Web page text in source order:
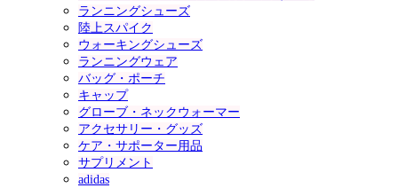
ランニングシューズ
陸上スパイク
ウォーキングシューズ
ランニングウェア
バッグ・ポーチ
キャップ
グローブ・ネックウォーマー
アクセサリー・グッズ
ケア・サポーター用品
サプリメント
adidas